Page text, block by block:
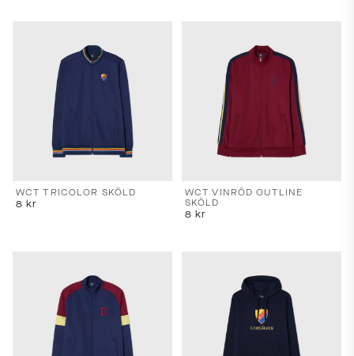
korrekta
priser,
leveranstider
fraktkostnader.
SPRÅK
OCH
WCT TRICOLOR SKÖLD
8 kr
WCT VINRÖD OUTLINE
SKÖLD
8 kr